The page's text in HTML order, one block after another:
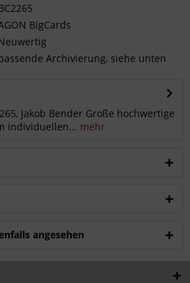
BigCards
Archivierung, siehe unten
Jakob Bender Große hochwertige
individuellen... mehr
angesehen